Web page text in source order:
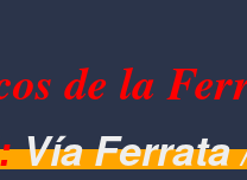
de la
Vía Ferrata